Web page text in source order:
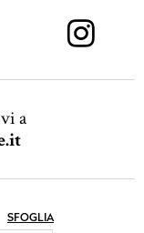
a
SFOGLIA